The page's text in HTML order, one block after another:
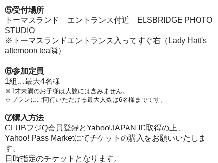
⑤受付場所
トーマスランド エントランス付近 ELSBRIDGE PHOTO
STUDIO
※トーマスランドエントランス入ってすぐ右（Lady Hatt's
afternoon tea隣）
⑥参加定員
1組…最大4名様
※1才未満のお子様は人数には含みません。
※プランにご同行いただける最大人数は6名様までです。
⑦購入方法
CLUBフジQ会員登録とYahoo!JAPAN ID取得の上、
Yahoo! Pass Marketにてチケットの購入をお願いいたしま
す。
日時指定のチケットとなります。